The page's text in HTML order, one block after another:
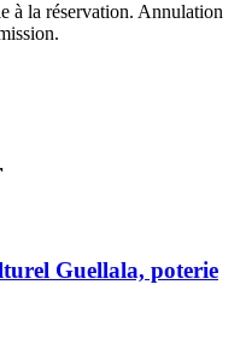
à la réservation. Annulation
Guellala, poterie